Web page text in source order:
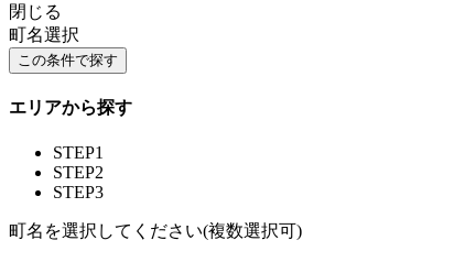
閉じる
町名選択
エリアから探す
STEP1
STEP2
STEP3
町名を選択してください(複数選択可)